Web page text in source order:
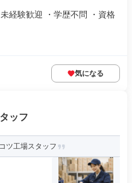
経験歓迎 ・学歴不問 ・資格
気になる
ッフ
ツ工場スタッフ